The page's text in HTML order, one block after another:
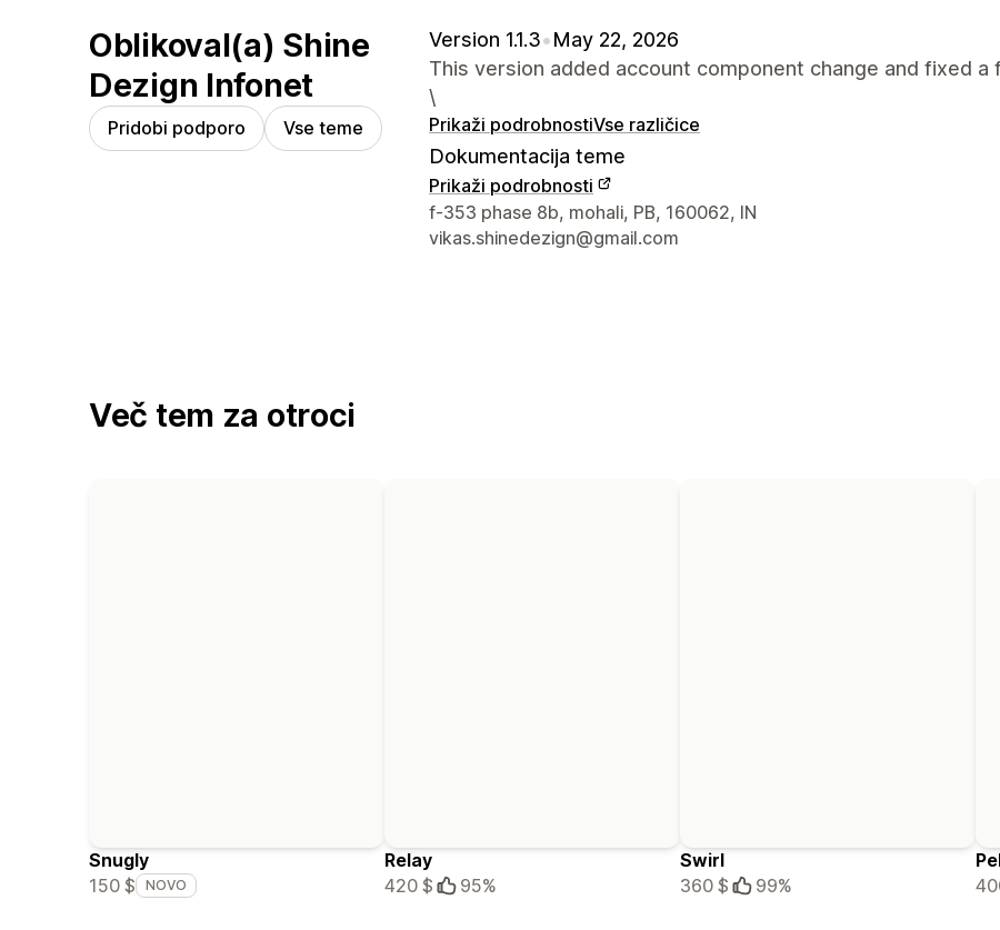
Oblikoval(a) Shine
Dezign Infonet
Pridobi podporo Vse teme
Version 1.1.3•May 22, 2026
This version added account component change and fixed a
\
Prikaži podrobnostiVse različice
Dokumentacija teme
Prikaži podrobnosti
Podatki za stik z oblikovalcem
f-353 phase 8b, mohali, PB, 160062, IN
vikas.shinedezign@gmail.com
Več tem za otroci
Snugly
150 $
NOVO
Relay
420 $
95%
Swirl
360 $
99%